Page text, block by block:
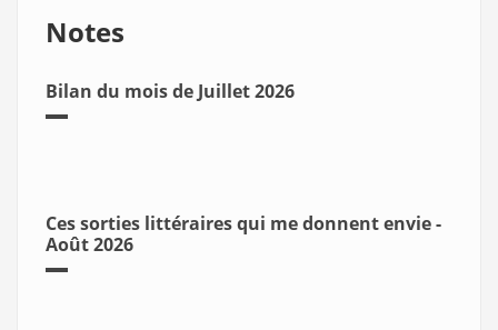
Notes
Bilan du mois de Juillet 2026
Ces sorties littéraires qui me donnent envie -
Août 2026